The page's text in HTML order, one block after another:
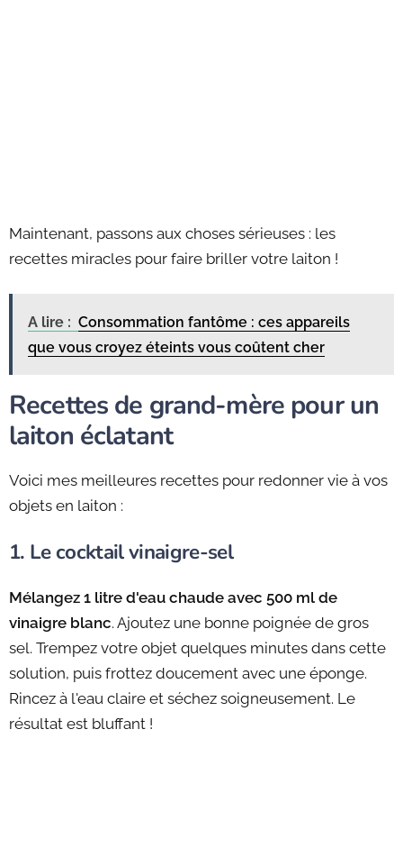
Maintenant, passons aux choses sérieuses : les
recettes miracles pour faire briller votre laiton !
A lire : Consommation fantôme : ces appareils
que vous croyez éteints vous coûtent cher
Recettes de grand-mère pour un
laiton éclatant
Voici mes meilleures recettes pour redonner vie à vos
objets en laiton :
1. Le cocktail vinaigre-sel
Mélangez 1 litre d'eau chaude avec 500 ml de
vinaigre blanc. Ajoutez une bonne poignée de gros
sel. Trempez votre objet quelques minutes dans cette
solution, puis frottez doucement avec une éponge.
Rincez à l'eau claire et séchez soigneusement. Le
résultat est bluffant !